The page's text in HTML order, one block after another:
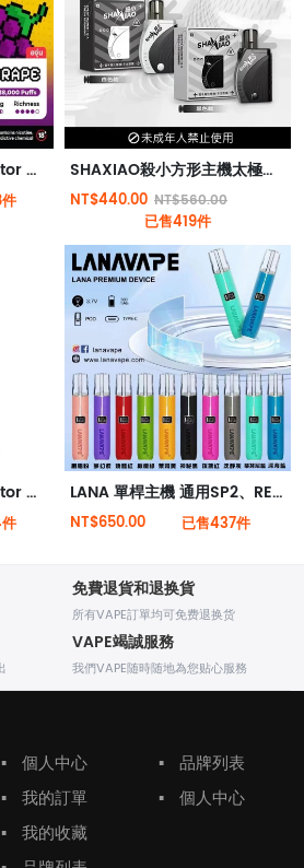
【全新預售】Relx Creator 積木系列 18000puffs 入門套件 SHAXIAO殺小方形主機太極主機方形霧化桿
NT$440.00 NT$560.00
已售419件
【全新預售】Relx Creator 積木系列 18000puffs 烟桿 LANA 單桿主機 通用SP2、RELX一代 皮革主機 電子煙主機
NT$650.00 已售437件
免費退貨和退换貨
所有VAPE訂單均可免费退换货
VAPE竭誠服務
我們VAPE随時随地為您贴心服務
▪
個人中心
▪
我的訂單
▪
我的收藏
▪
品牌列表
▪
個人中心